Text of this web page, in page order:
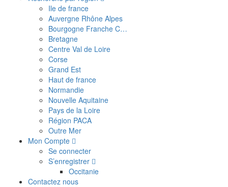
Ile de france
Auvergne Rhône Alpes
Bourgogne Franche C…
Bretagne
Centre Val de Loire
Corse
Grand Est
Haut de france
Normandie
Nouvelle Aquitaine
Pays de la Loire
Région PACA
Outre Mer
Mon Compte
Se connecter
S’enregistrer
Occitanie
Contactez nous